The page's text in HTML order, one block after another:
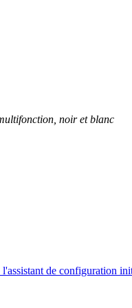
noir et blanc
de configuration